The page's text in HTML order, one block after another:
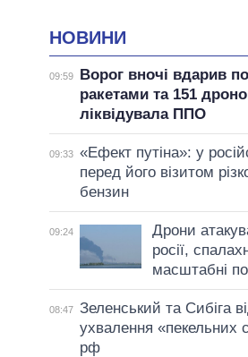
НОВИНИ
09:59
Ворог вночі вдарив по
ракетами та 151
ліквідувала ППО
09:33 «Ефект путіна»: у
перед його візитом
бензин
09:24
Дрони
росії,
масштабні
08:47 Зеленський та Сибіга
ухвалення «пекельних
рф